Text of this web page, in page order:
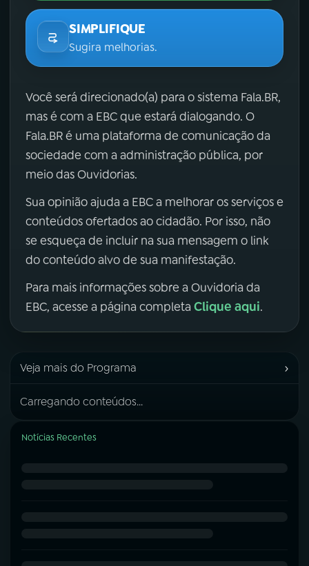
SIMPLIFIQUE
Sugira melhorias.
Você será direcionado(a) para o sistema Fala.BR,
mas é com a EBC que estará dialogando. O
Fala.BR é uma plataforma de comunicação da
sociedade com a administração pública, por
meio das Ouvidorias.
Sua opinião ajuda a EBC a melhorar os serviços e
conteúdos ofertados ao cidadão. Por isso, não
se esqueça de incluir na sua mensagem o link
do conteúdo alvo de sua manifestação.
Para mais informações sobre a Ouvidoria da
EBC, acesse a página completa Clique aqui.
Veja mais do Programa ›
Carregando conteúdos...
Notícias Recentes